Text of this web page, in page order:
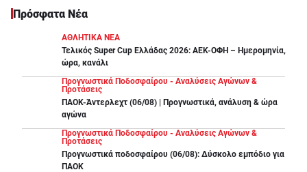
Διεκδικείς δύο (2) διπλά εισιτήρια για τον αγώνα
Για να μπεις και εσύ στην κλήρωση θα πρέπει:
Να είσαι εγγεγραμμένος χρήστης του
Pamestoixima.gr
Να απαντήσεις σε μία ερώτηση σχετική με το
Πρόσφατα Νέα
ΑΘΛΗΤΙΚΑ ΝΕΑ
Τελικός Super Cup Ελλάδας 2026: ΑΕΚ-ΟΦΗ – Ημερομηνία,
ώρα, κανάλι
Προγνωστικά Ποδοσφαίρου - Αναλύσεις Αγώνων &
Προτάσεις
ΠΑΟΚ-Άντερλεχτ (06/08) | Προγνωστικά, ανάλυση & ώρα
αγώνα
Προγνωστικά Ποδοσφαίρου - Αναλύσεις Αγώνων &
Προτάσεις
Προγνωστικά ποδοσφαίρου (06/08): Δύσκολο εμπόδιο για
ΠΑΟΚ